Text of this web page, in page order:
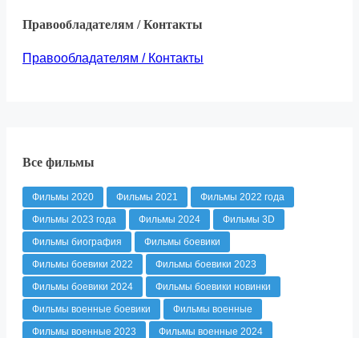
Правообладателям / Контакты
Правообладателям / Контакты
Все фильмы
Фильмы 2020 Фильмы 2021
Фильмы 2022 года
Фильмы 2023 года
Фильмы 2024
Фильмы 3D
Фильмы биография
Фильмы боевики
Фильмы боевики 2022
Фильмы боевики 2023
Фильмы боевики 2024
Фильмы боевики новинки
Фильмы военные боевики
Фильмы военные
Фильмы военные 2023
Фильмы военные 2024